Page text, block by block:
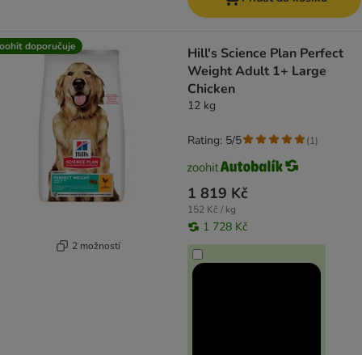
doporučuje
2 možností
Hill's Science Plan Perfect
Weight Adult 1+ Large
Chicken
12 kg
1 819 Kč
152 Kč / kg
1 728 Kč
Rating: 5/5 (1)